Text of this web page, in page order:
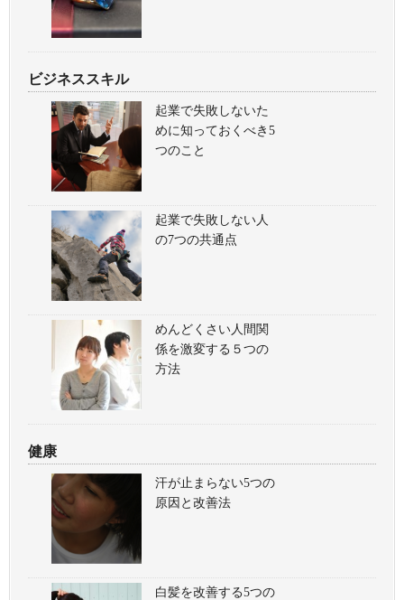
ビジネススキル
起業で失敗しないた
めに知っておくべき5
つのこと
起業で失敗しない人
の7つの共通点
めんどくさい人間関
係を激変する５つの
方法
健康
汗が止まらない5つの
原因と改善法
白髪を改善する5つの